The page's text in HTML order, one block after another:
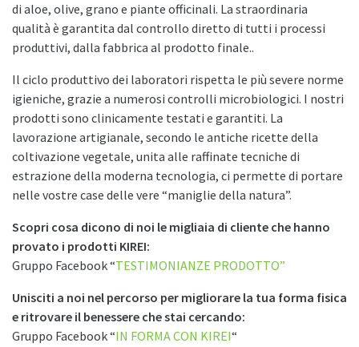
di aloe, olive, grano e piante officinali. La straordinaria
qualità è garantita dal controllo diretto di tutti i processi
produttivi, dalla fabbrica al prodotto finale..
Il ciclo produttivo dei laboratori rispetta le più severe norme
igieniche, grazie a numerosi controlli microbiologici. I nostri
prodotti sono clinicamente testati e garantiti. La
lavorazione artigianale, secondo le antiche ricette della
coltivazione vegetale, unita alle raffinate tecniche di
estrazione della moderna tecnologia, ci permette di portare
nelle vostre case delle vere “maniglie della natura”.
Scopri cosa dicono di noi le migliaia di cliente che hanno
provato i prodotti KIREI:
Gruppo Facebook “TESTIMONIANZE PRODOTTO”
Unisciti a noi nel percorso per migliorare la tua forma fisica
e ritrovare il benessere che stai cercando:
Gruppo Facebook “IN FORMA CON KIREI“